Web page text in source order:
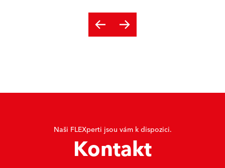
Naši FLEXperti jsou vám k dispozici.
Kontakt